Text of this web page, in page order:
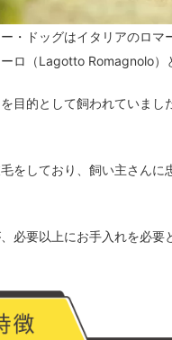
・ドッグはイタリアのロ
ロ（Lagotto Romagnolo）
目的として飼われていま
をしており、飼い主さん
必要以上にお手入れを必